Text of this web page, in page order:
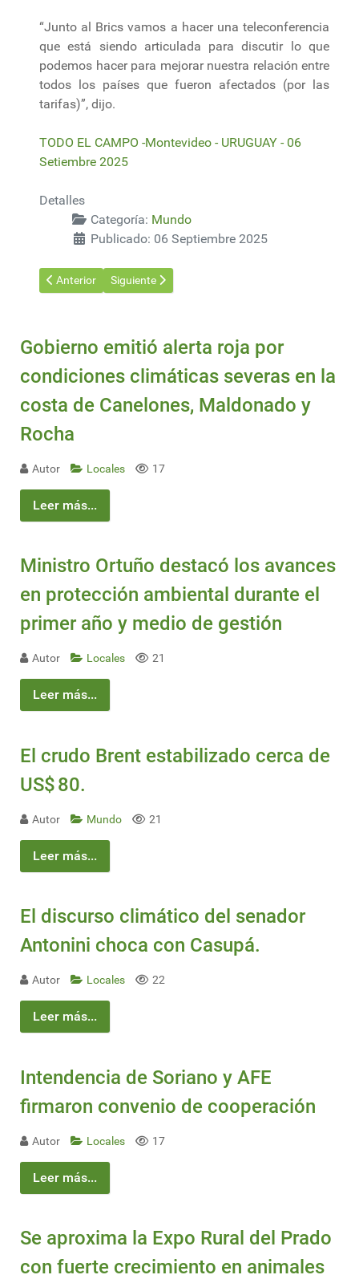
“Junto al Brics vamos a hacer una teleconferencia
que está siendo articulada para discutir lo que
podemos hacer para mejorar nuestra relación entre
todos los países que fueron afectados (por las
tarifas)”, dijo.
TODO EL CAMPO -Montevideo - URUGUAY - 06
Setiembre 2025
Detalles
Categoría: Mundo
Publicado: 06 Septiembre 2025
Artículo anterior: Why UPM’s sustainable Uruguayan
Anterior Artículo siguiente: OPEP+ aumenta el riesgo de
Siguiente
Gobierno emitió alerta roja por
condiciones climáticas severas en la
costa de Canelones, Maldonado y
Rocha
Autor Locales 17
Leer más...
Ministro Ortuño destacó los avances
en protección ambiental durante el
primer año y medio de gestión
Autor Locales 21
Leer más...
El crudo Brent estabilizado cerca de
US$ 80.
Autor Mundo 21
Leer más...
El discurso climático del senador
Antonini choca con Casupá.
Autor Locales 22
Leer más...
Intendencia de Soriano y AFE
firmaron convenio de cooperación
Autor Locales 17
Leer más...
Se aproxima la Expo Rural del Prado
con fuerte crecimiento en animales